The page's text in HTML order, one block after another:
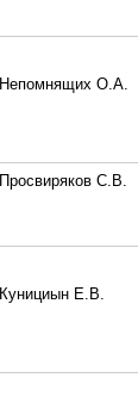
Непомнящих О.А.
Просвиряков С.В.
Кунициын Е.В.